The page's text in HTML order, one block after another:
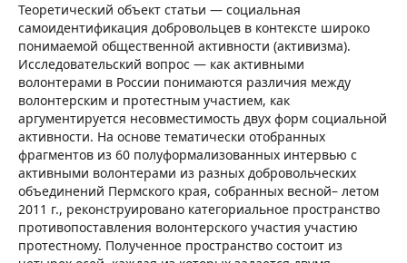
Теоретический объект статьи — социальная
самоидентификация добровольцев в контексте широко
понимаемой общественной активности (активизма).
Исследовательский вопрос — как активными
волонтерами в России понимаются различия между
волонтерским и протестным участием, как
аргументируется несовместимость двух форм социальной
активности. На основе тематически отобранных
фрагментов из 60 полуформализованных интервью с
активными волонтерами из разных добровольческих
объединений Пермского края, собранных весной– летом
2011 г., реконструировано категориальное пространство
противопоставления волонтерского участия участию
протестному. Полученное пространство состоит из